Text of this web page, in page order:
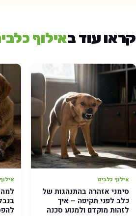
עוד באילוף
אילוף כלבים
סימני אזהרה בהתנהגות של
כלב לפני תקיפה – איך
לזהות מוקדם ולמנוע סכנה